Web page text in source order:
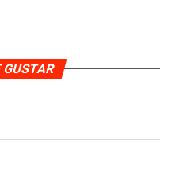
GUSTAR